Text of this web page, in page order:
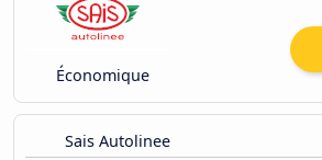
Économique
Sais Autolinee